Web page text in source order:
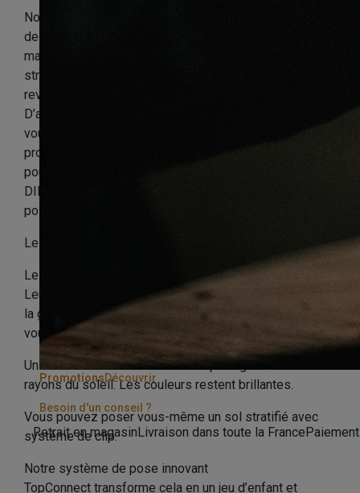
PromotionsDécouvrir
Besoin d'un conseil ?
Retrait en magasin Livraison dans toute la France
Notre stratifié haut de gamme à l’aspect d’une planche
de divers bois authentique est à la fois beau et naturel,
mais il est également très facile à poser. Toutefois, le
stratifié à clipser ne doit pas être posé sur un ancien
revêtement de sol type moquette, dalle vinyle, lino…
D’autant plus si vous optez pour une pose flottante,
vous devrez retirer l'ancien revêtement avant de
procéder à la pose et idéalement d'opter
pour notre sous couche d'isolation phonique
DINACHOC S801 afin d’obtenir les meilleurs résultats
possible.
Les atouts des sols stratifiés HARO en un clin d'œil:
Les sols stratifiés haut de gamme sont très résistants.
Leur surface résistante aux rayures et à l'abrasion est
la garantie de profiter longtemps de votre sol. Même si
vous renversez souvent vos chaises par terre.
Un traitement de surface anti-UV protège le sol des
rayons du soleil. Les couleurs restent brillantes.
Vous pouvez poser vous-même un sol stratifié avec
système de clip.
Notre système de pose innovant
TopConnect transforme cela en un jeu d’enfant et